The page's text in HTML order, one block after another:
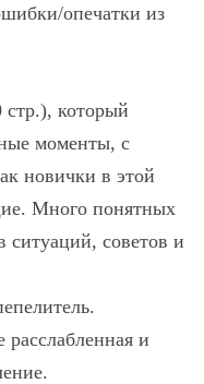
опечатки из
стр.), который
моменты, с
новички в этой
Много понятных
ситуаций, советов и
расслабленная и